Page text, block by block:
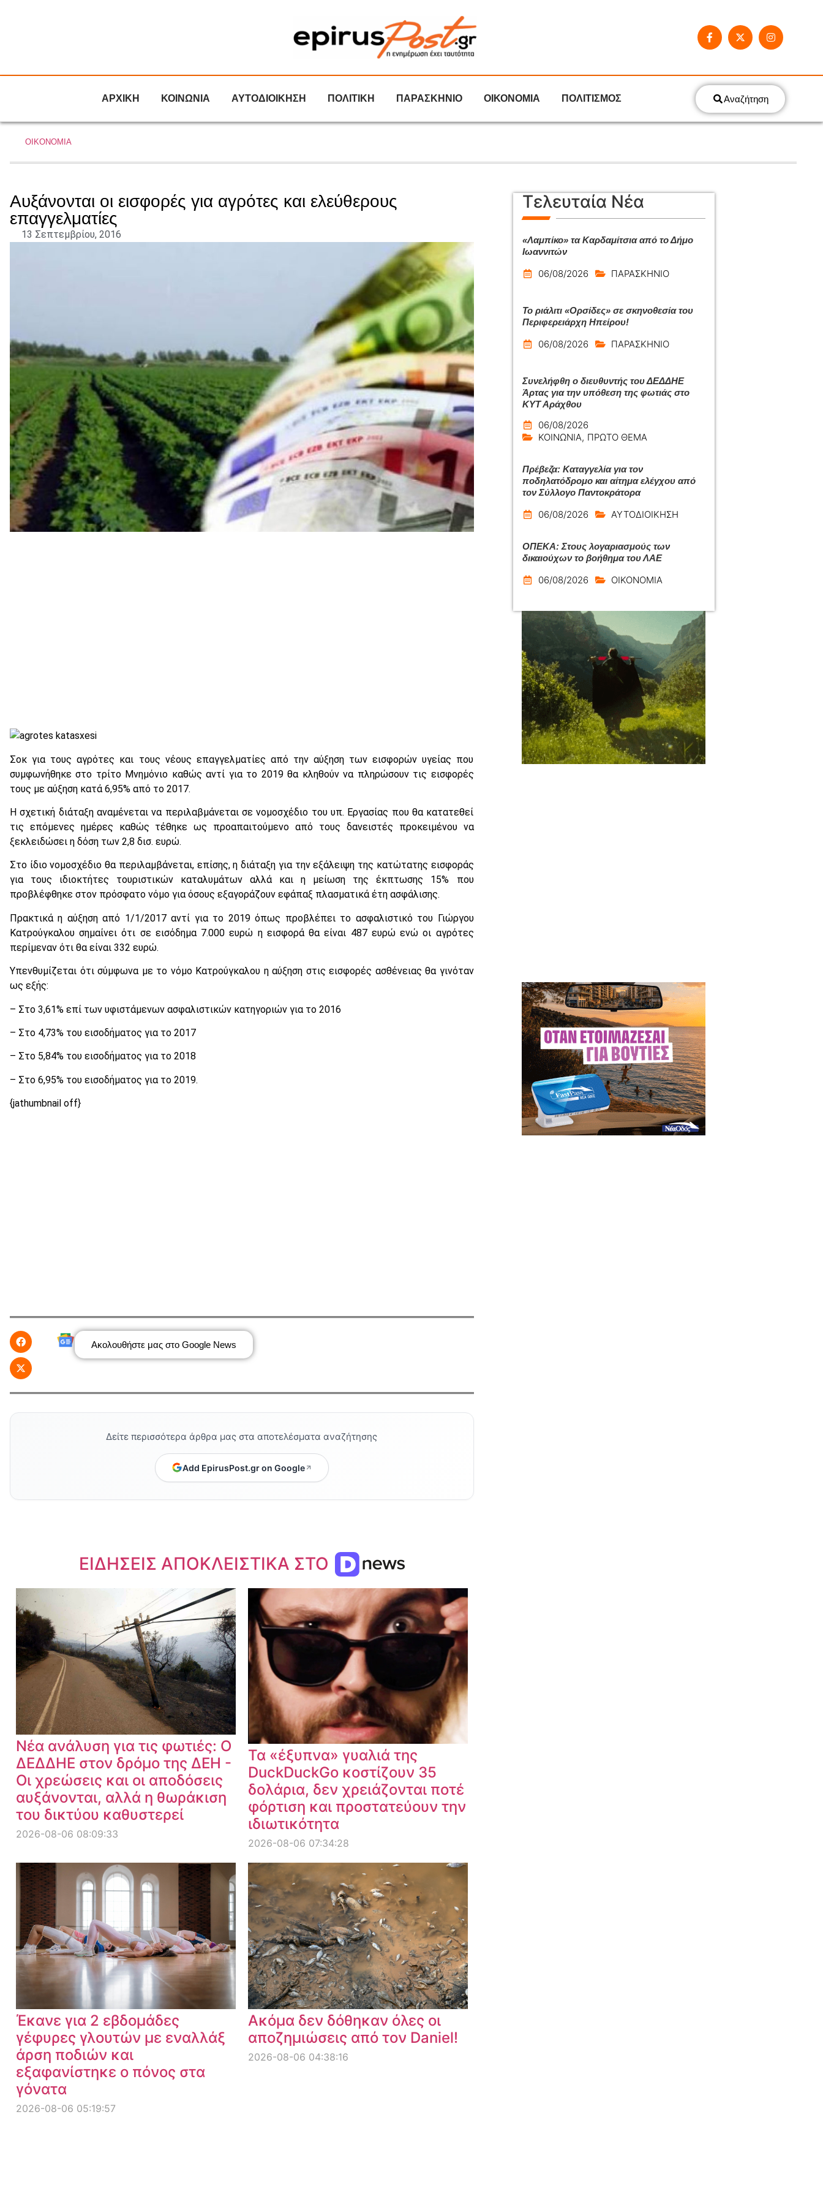
ΑΡΧΙΚΗ ΚΟΙΝΩΝΙΑ ΑΥΤΟΔΙΟΙΚΗΣΗ ΠΟΛΙΤΙΚΗ ΠΑΡΑΣΚΗΝΙΟ ΟΙΚΟΝΟΜΙΑ ΠΟΛΙΤΙΣΜΟΣ Αναζήτηση
ΟΙΚΟΝΟΜΙΑ
Αυξάνονται οι εισφορές για αγρότες και ελεύθερους
επαγγελματίες
13 Σεπτεμβρίου, 2016
Σοκ για τους αγρότες και τους νέους επαγγελματίες από την αύξηση των εισφορών υγείας που
συμφωνήθηκε στο τρίτο Μνημόνιο καθώς αντί για το 2019 θα κληθούν να πληρώσουν τις εισφορές
τους με αύξηση κατά 6,95% από το 2017.
H σχετική διάταξη αναμένεται να περιλαβμάνεται σε νομοσχέδιο του υπ. Εργασίας που θα κατατεθεί
τις επόμενες ημέρες καθώς τέθηκε ως προαπαιτούμενο από τους δανειστές προκειμένου να
ξεκλειδώσει η δόση των 2,8 δισ. ευρώ.
Στο ίδιο νομοσχέδιο θα περιλαμβάνεται, επίσης, η διάταξη για την εξάλειψη της κατώτατης εισφοράς
για τους ιδιοκτήτες τουριστικών καταλυμάτων αλλά και η μείωση της έκπτωσης 15% που
προβλέφθηκε στον πρόσφατο νόμο για όσους εξαγοράζουν εφάπαξ πλασματικά έτη ασφάλισης.
Πρακτικά η αύξηση από 1/1/2017 αντί για το 2019 όπως προβλέπει το ασφαλιστικό του Γιώργου
Κατρούγκαλου σημαίνει ότι σε εισόδημα 7.000 ευρώ η εισφορά θα είναι 487 ευρώ ενώ οι αγρότες
περίμεναν ότι θα είναι 332 ευρώ.
Υπενθυμίζεται ότι σύμφωνα με το νόμο Κατρούγκαλου η αύξηση στις εισφορές ασθένειας θα γινόταν
ως εξής:
– Στο 3,61% επί των υφιστάμενων ασφαλιστικών κατηγοριών για το 2016
– Στο 4,73% του εισοδήματος για το 2017
– Στο 5,84% του εισοδήματος για το 2018
– Στο 6,95% του εισοδήματος για το 2019.
{jathumbnail off}
Ακολουθήστε μας στο Google News
Δείτε περισσότερα άρθρα μας στα αποτελέσματα αναζήτησης
Add EpirusPost.gr on Google
ΕΙΔΗΣΕΙΣ ΑΠΟΚΛΕΙΣΤΙΚΑ ΣΤΟ
Dnews.gr
Νέα ανάλυση για τις φωτιές: Ο
ΔΕΔΔΗΕ στον δρόμο της ΔΕΗ -
Οι χρεώσεις και οι αποδόσεις
αυξάνονται, αλλά η θωράκιση
του δικτύου καθυστερεί
2026-08-06 08:09:33
Τα «έξυπνα» γυαλιά της
DuckDuckGo κοστίζουν 35
δολάρια, δεν χρειάζονται ποτέ
φόρτιση και προστατεύουν την
ιδιωτικότητα
2026-08-06 07:34:28
Έκανε για 2 εβδομάδες
γέφυρες γλουτών με εναλλάξ
άρση ποδιών και
εξαφανίστηκε ο πόνος στα
γόνατα
2026-08-06 05:19:57
Ακόμα δεν δόθηκαν όλες οι
αποζημιώσεις από τον Daniel!
2026-08-06 04:38:16
Τελευταία Νέα
«Λαμπίκο» τα Καρδαμίτσια από το Δήμο
Ιωαννιτών
06/08/2026 ΠΑΡΑΣΚΗΝΙΟ
Το ριάλιτι «Ορσίδες» σε σκηνοθεσία του
Περιφερειάρχη Ηπείρου!
06/08/2026 ΠΑΡΑΣΚΗΝΙΟ
Συνελήφθη ο διευθυντής του ΔΕΔΔΗΕ
Άρτας για την υπόθεση της φωτιάς στο
ΚΥΤ Αράχθου
06/08/2026
ΚΟΙΝΩΝΙΑ, ΠΡΩΤΟ ΘΕΜΑ
Πρέβεζα: Καταγγελία για τον
ποδηλατόδρομο και αίτημα ελέγχου από
τον Σύλλογο Παντοκράτορα
06/08/2026 ΑΥΤΟΔΙΟΙΚΗΣΗ
ΟΠΕΚΑ: Στους λογαριασμούς των
δικαιούχων το βοήθημα του ΛΑΕ
06/08/2026 ΟΙΚΟΝΟΜΙΑ